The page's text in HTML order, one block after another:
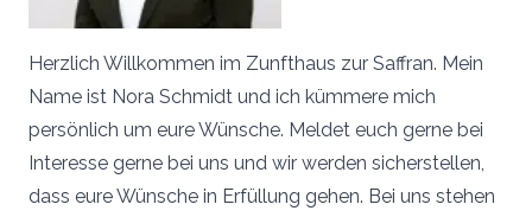
Herzlich Willkommen im Zunfthaus zur Saffran. Mein
Name ist Nora Schmidt und ich kümmere mich
persönlich um eure Wünsche. Meldet euch gerne bei
Interesse gerne bei uns und wir werden sicherstellen,
dass eure Wünsche in Erfüllung gehen. Bei uns stehen